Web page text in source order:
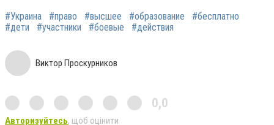
#Украина #право #высшее #образование
#бесплатно
#дети
#участники #боевые #действия
Виктор Проскурников
0,0
Авторизуйтесь, щоб оцінити